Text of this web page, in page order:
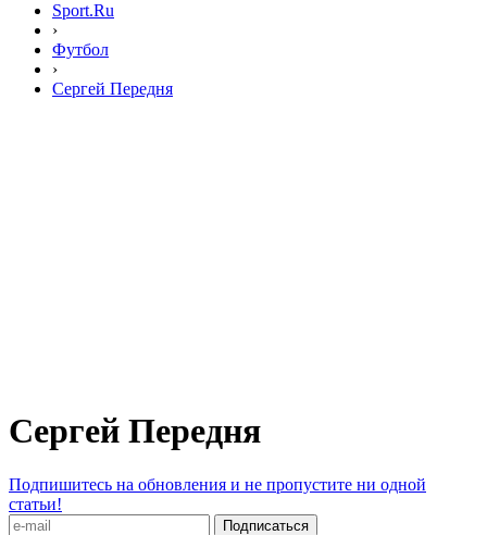
Sport.Ru
›
Футбол
›
Сергей Передня
Сергей Передня
Подпишитесь на обновления и не пропустите ни одной
статьи!